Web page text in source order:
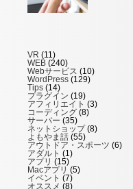
VR (11)
WEB (240)
Webサービス (10)
WordPress (129)
Tips (14)
プラグイン (19)
アフィリエイト (3)
コーディング (8)
サーバー (35)
ネットショップ(8)
よもやま話 (55)
アウトドア・スポーツ (6)
アダルト (1)
アプリ (15)
Macアプリ (5)
イベント (7)
オススメ (8)